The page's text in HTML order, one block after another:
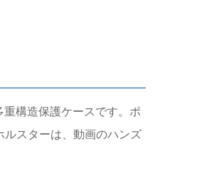
構造保護ケースです。ポ
スターは、動画のハンズ